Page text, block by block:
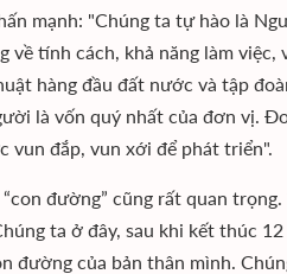
mạnh: "Chúng ta tự hào là
về tính cách, khả năng làm
hàng đầu đất nước và tập
là vốn quý nhất của đơn vị.
vun đắp, vun xới để phát triển".
đường” cũng rất quan
ta ở đây, sau khi kết thúc
đường của bản thân mình.